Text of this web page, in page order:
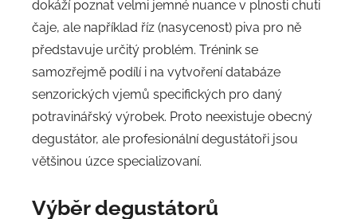
dokáží poznat velmi jemné nuance v plnosti chuti
čaje, ale například říz (nasycenost) piva pro ně
představuje určitý problém. Trénink se
samozřejmě podílí i na vytvoření databáze
senzorických vjemů specifických pro daný
potravinářský výrobek. Proto neexistuje obecný
degustátor, ale profesionální degustátoři jsou
většinou úzce specializovaní.
Výběr degustátorů